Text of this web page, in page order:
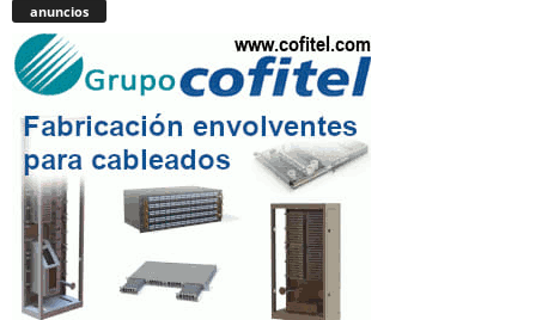
anuncios